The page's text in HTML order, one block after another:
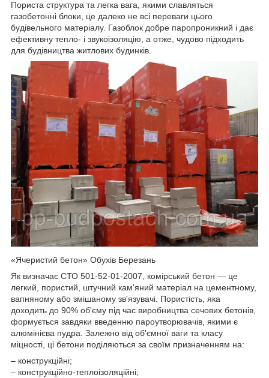
Пориста структура та легка вага, якими славляться
газобетонні блоки, це далеко не всі переваги цього
будівельного матеріалу. Газоблок добре паропроникний і дає
ефективну тепло- і звукоізоляцію, а отже, чудово підходить
для будівництва житлових будинків.
«Ячеристий бетон» Обухів Березань
Як визначає СТО 501-52-01-2007, комірський бетон — це
легкий, пористий, штучний кам'яний матеріал на цементному,
вапняному або змішаному зв'язувачі. Пористість, яка
доходить до 90% об'єму під час виробництва сечових бетонів,
формується завдяки введенню пароутворювачів, якими є
алюмінієва пудра. Залежно від об'ємної ваги та класу
міцності, ці бетони поділяються за своїм призначенням на:
– конструкційні;
– конструкційно-теплоізоляційні;